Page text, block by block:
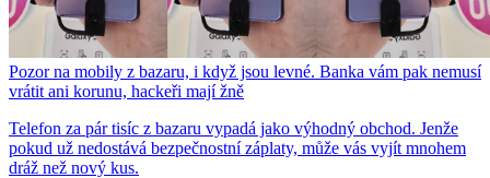
Pozor na mobily z bazaru, i když jsou levné. Banka vám pak nemusí
vrátit ani korunu, hackeři mají žně
Telefon za pár tisíc z bazaru vypadá jako výhodný obchod. Jenže
pokud už nedostává bezpečnostní záplaty, může vás vyjít mnohem
dráž než nový kus.